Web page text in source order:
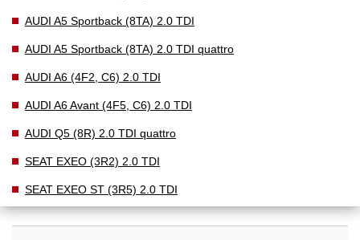
AUDI A5 Sportback (8TA) 2.0 TDI
AUDI A5 Sportback (8TA) 2.0 TDI quattro
AUDI A6 (4F2, C6) 2.0 TDI
AUDI A6 Avant (4F5, C6) 2.0 TDI
AUDI Q5 (8R) 2.0 TDI quattro
SEAT EXEO (3R2) 2.0 TDI
SEAT EXEO ST (3R5) 2.0 TDI